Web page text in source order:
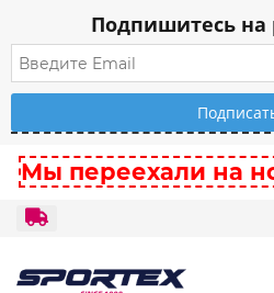
Подпишитесь на
Мы переехали на